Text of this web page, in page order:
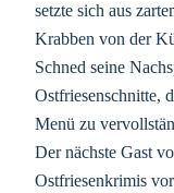
setzte sich aus
Krabben von der
Schned seine
Ostfriesenschnitte,
Menü zu
Der nächste Gast
Ostfriesenkrimis